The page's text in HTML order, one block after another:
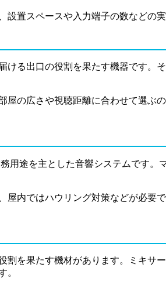
置スペースや入力端子の数などの
る出口の役割を果たす機器です。
の広さや視聴距離に合わせて選ぶ
途を主とした音響システムです
内ではハウリング対策などが必要
を果たす機材があります。ミキサ
。